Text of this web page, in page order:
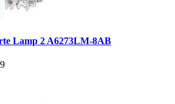
Lamp 2 A6273LM-8AB